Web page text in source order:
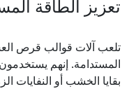
تعزيز الطاقة
تلعب آلات قوالب قرص
المستدامة. إنهم يستخدمون
بقايا الخشب أو النفايات